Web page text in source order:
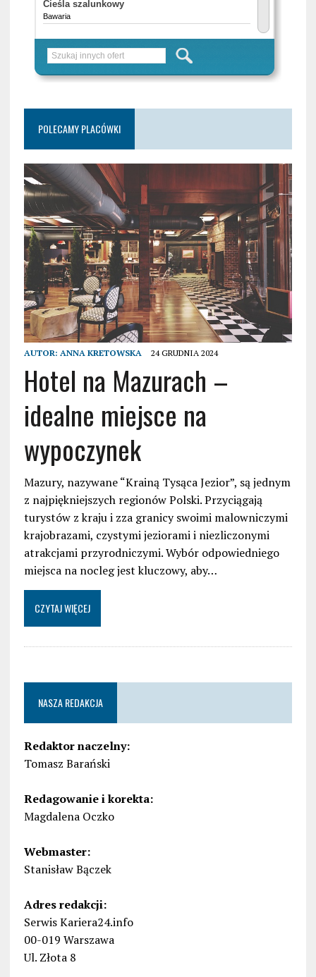
POLECAMY PLACÓWKI
AUTOR: ANNA KRETOWSKA 24 GRUDNIA 2024
Hotel na Mazurach –
idealne miejsce na
wypoczynek
Mazury, nazywane “Krainą Tysąca Jezior”, są jednym
z najpiękniejszych regionów Polski. Przyciągają
turystów z kraju i zza granicy swoimi malowniczymi
krajobrazami, czystymi jeziorami i niezliczonymi
atrakcjami przyrodniczymi. Wybór odpowiedniego
miejsca na nocleg jest kluczowy, aby…
CZYTAJ WIĘCEJ
NASZA REDAKCJA
Redaktor naczelny:
Tomasz Barański
Redagowanie i korekta:
Magdalena Oczko
Webmaster:
Stanisław Bączek
Adres redakcji:
Serwis Kariera24.info
00-019 Warszawa
Ul. Złota 8